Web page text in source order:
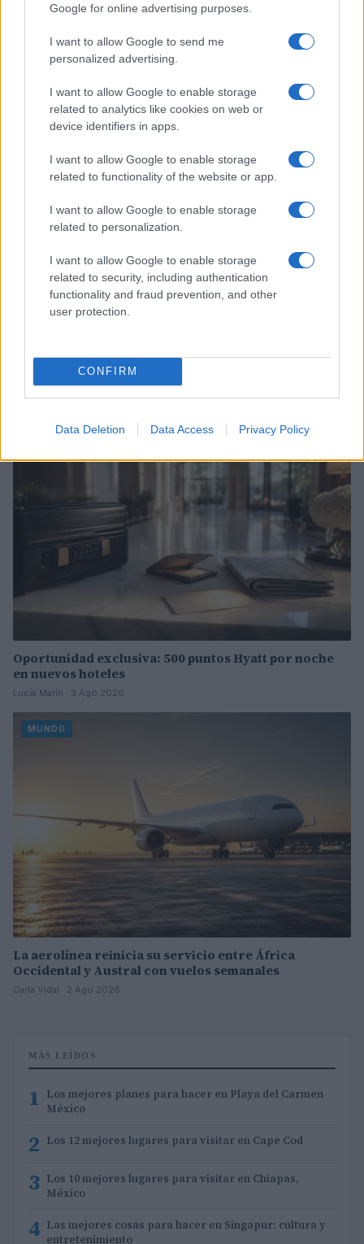
Google for online advertising purposes.
I want to allow Google to send me
personalized advertising.
I want to allow Google to enable storage
related to analytics like cookies on web or
device identifiers in apps.
I want to allow Google to enable storage
related to functionality of the website or app.
I want to allow Google to enable storage
related to personalization.
I want to allow Google to enable storage
related to security, including authentication
functionality and fraud prevention, and other
user protection.
CONFIRM
Data Deletion Data Access Privacy Policy
Sigue leyendo
Descubre cómo Transfer Travel permite vender y
comprar vacaciones ya reservadas
Carla Vidal · 5 Ago 2026
MUNDO
Oportunidad exclusiva: 500 puntos Hyatt por noche
en nuevos hoteles
Lucía Marín · 3 Ago 2026
MUNDO
La aerolínea reinicia su servicio entre África
Occidental y Austral con vuelos semanales
Carla Vidal · 2 Ago 2026
MÁS LEÍDOS
1 Los mejores planes para hacer en Playa del Carmen
México
2 Los 12 mejores lugares para visitar en Cape Cod
3 Los 10 mejores lugares para visitar en Chiapas,
México
4 Las mejores cosas para hacer en Singapur: cultura y
entretenimiento